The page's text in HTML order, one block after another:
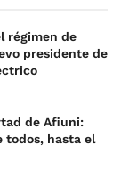
régimen de
presidente de
de Afiuni:
todos, hasta el